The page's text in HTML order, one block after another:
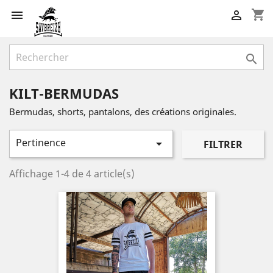
 shopping_cart


KILT-BERMUDAS
Bermudas, shorts, pantalons, des créations originales.
Pertinence  FILTRER
Affichage 1-4 de 4 article(s)